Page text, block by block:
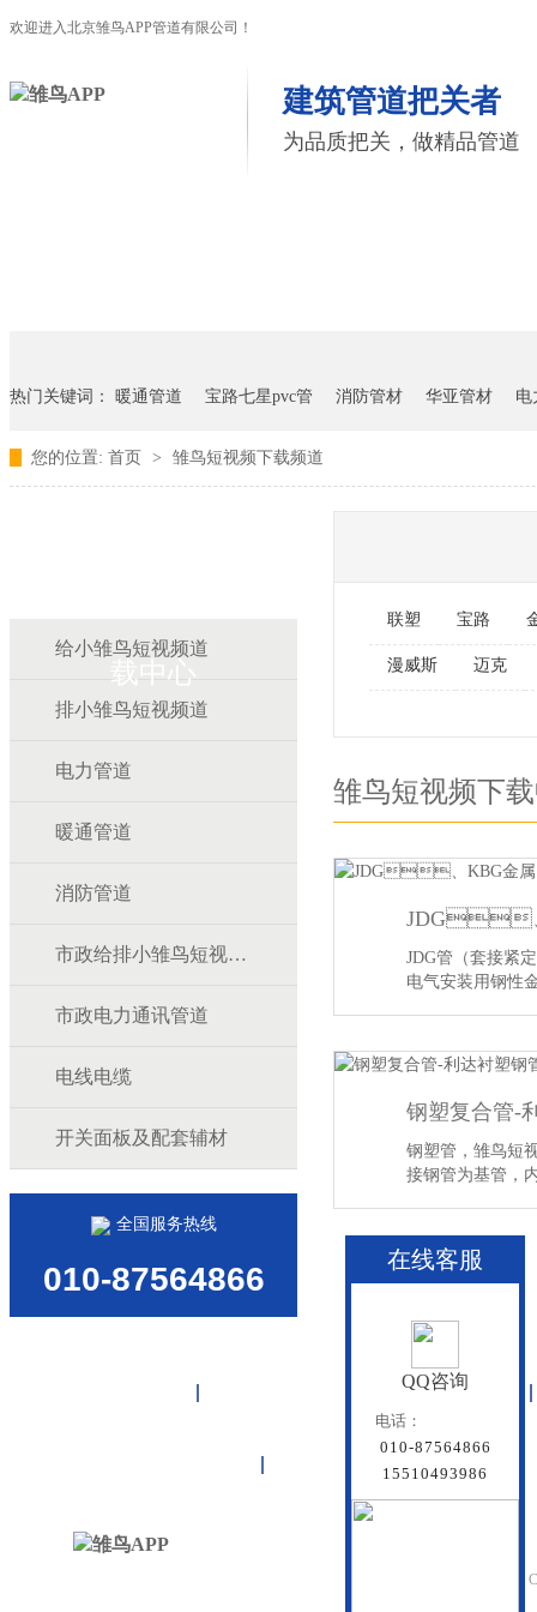
欢迎进入北京雏鸟APP管道有限公司！
建筑管道把关者
为品质把关，做精品管道
热门关键词： 暖通管道 宝路七星pvc管 消防管材 华亚管材 电
您的位置: 首页 > 雏鸟短视频下载频道
载中心
给小雏鸟短视频道
排小雏鸟短视频道
电力管道
暖通管道
消防管道
市政给排小雏鸟短视频道
市政电力通讯管道
电线电缆
开关面板及配套辅材
全国服务热线
010-87564866
联塑 宝路
漫威斯 迈克
雏鸟短视频下
JDG管（套接紧定
电气安装用钢性
钢塑复合管-
钢塑管，雏鸟
接钢管为基管
联塑管道
Beijing Doredsun Pipeline
在线客服
QQ咨询
电话：
010-87564866
15510493986